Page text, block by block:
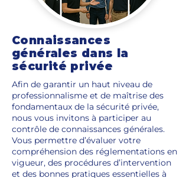
Connaissances
générales dans la
sécurité privée
Afin de garantir un haut niveau de
professionnalisme et de maîtrise des
fondamentaux de la sécurité privée,
nous vous invitons à participer au
contrôle de connaissances générales.
Vous permettre d’évaluer votre
compréhension des réglementations en
vigueur, des procédures d’intervention
et des bonnes pratiques essentielles à